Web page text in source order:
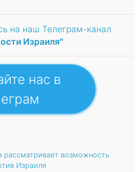
на наш Телеграм-канал
Израиля"
нас в
возможность
Израиля